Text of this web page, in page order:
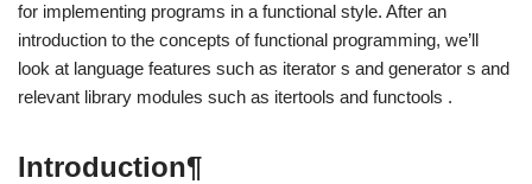
for implementing programs in a functional style. After an
introduction to the concepts of functional programming, we’ll
look at language features such as iterator s and generator s and
relevant library modules such as itertools and functools .
Introduction¶